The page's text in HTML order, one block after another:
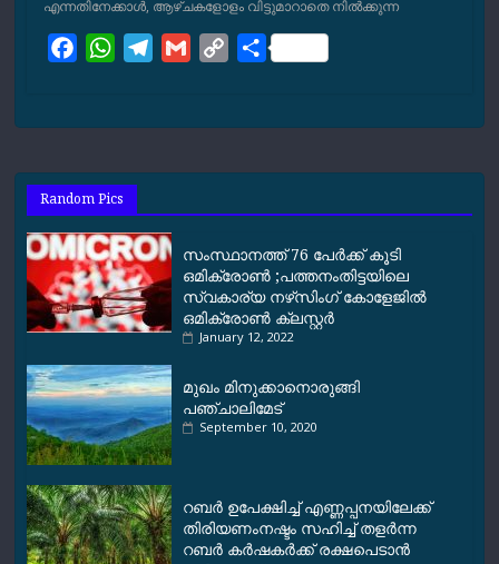
എന്നതിനേക്കാള്‍, ആഴ്ചകളോളം വിട്ടുമാറാതെ നില്‍ക്കുന്ന
e
o
o
k
W
t
A
p
p
e
a
m
i
y
n
k
S
r
Random Pics
സംസ്ഥാനത്ത് 76 പേര്‍ക്ക് കൂടി
ഒമിക്രോണ്‍ ;പത്തനംതിട്ടയിലെ
സ്വകാര്യ നഴ്‌സിംഗ് കോളേജില്‍
ഒമിക്രോണ്‍ ക്ലസ്റ്റര്‍
January 12, 2022
മുഖം മിനുക്കാനൊരുങ്ങി
പഞ്ചാലിമേട്‌
September 10, 2020
റബര്‍ ഉപേക്ഷിച്ച് എണ്ണപ്പനയിലേക്ക്
തിരിയണംനഷ്ടം സഹിച്ച് തളര്‍ന്ന
റബര്‍ കര്‍ഷകര്‍ക്ക് രക്ഷപെടാന്‍